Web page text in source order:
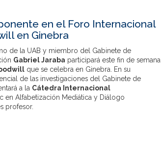
en el Foro Internacional
en Ginebra
de la UAB y miembro del Gabinete de
Gabriel Jaraba participará este fin de semana
que se celebra en Ginebra. En su
de las investigaciones del Gabinete de
a la Cátedra Internacional
en Alfabetización Mediática y Diálogo
profesor.